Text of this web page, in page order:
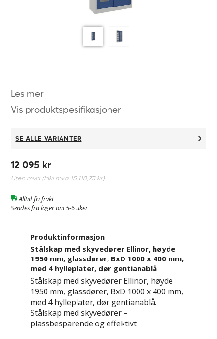
Les mer
Vis produktspesifikasjoner
SE ALLE VARIANTER
12 095 kr
Uten mva (Inkl mva 15 118,75 kr)
Alltid fri frakt
Sendes fra lager om 5-6 uker
Produktinformasjon
Stålskap med skyvedører Ellinor, høyde
1950 mm, glassdører, BxD 1000 x 400 mm,
med 4 hylleplater, dør gentianablå
Stålskap med skyvedører Ellinor, høyde
1950 mm, glassdører, BxD 1000 x 400 mm,
med 4 hylleplater, dør gentianablå.
Stålskap med skyvedører –
plassbesparende og effektivt